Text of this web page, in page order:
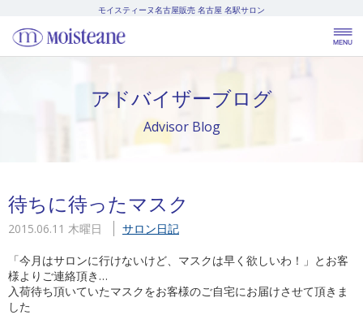
モイスティーヌ名古屋販売 名古屋 名駅サロン
アドバイザーブログ
Advisor Blog
待ちに待ったマスク
2015.06.11 木曜日 サロン日記
「今月はサロンに行けないけど、マスクは早く欲しいわ！」とお客
様よりご連絡頂き…
入荷待ち頂いていたマスクをお客様のご自宅にお届けさせて頂きま
した